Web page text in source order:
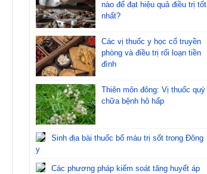
nào để đạt hiệu quả điều trị tốt
nhất?
Các vị thuốc y học cổ truyền
phòng và điều trị rối loạn tiền
đình
Thiên môn đông: Vị thuốc quý
chữa bệnh hô hấp
Sinh địa bài thuốc bổ máu trị sốt trong Đông
y
Các phương pháp kiểm soát tăng huyết áp